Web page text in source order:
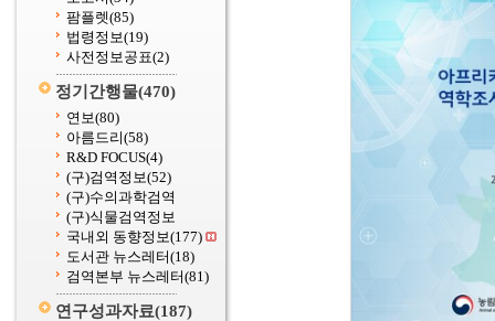
팜플렛(85)
법령정보(19)
사전정보공표(2)
정기간행물(470)
연보(80)
아름드리(58)
R&D FOCUS(4)
(구)검역정보(52)
(구)수의과학검역
(구)식물검역정보
국내외 동향정보(177)
도서관 뉴스레터(18)
검역본부 뉴스레터(81)
연구성과자료(187)